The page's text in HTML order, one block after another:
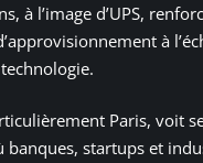
à l’image d’UPS,
à
Paris, voit
banques, startups et